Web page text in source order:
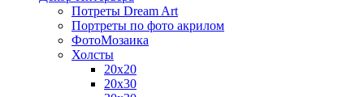
Потреты Dream Art
Портреты по фото акрилом
ФотоМозаика
Холсты
20х20
20х30